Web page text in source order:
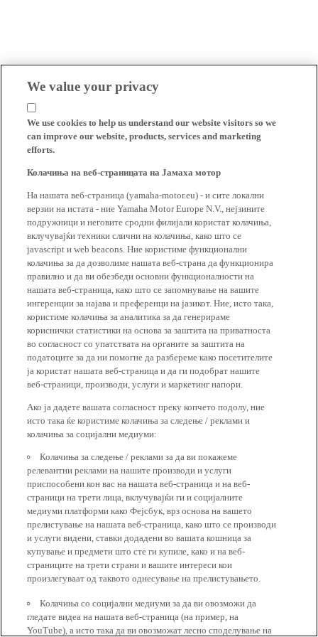
We value your privacy
We use cookies to help us understand our website visitors so we
can improve our website, products, services and marketing
efforts.
Колачиња на веб-страницата на Јамаха мотор
На нашата веб-страница (yamaha-motor.eu) - и сите локални
верзии на истата - ние Yamaha Motor Europe N.V., нејзините
подружници и неговите сродни филијали користат колачиња,
вклучувајќи техники слични на колачиња, како што се
javascript и web beacons. Ние користиме функционални
колачиња за да дозволиме нашата веб-страна да функционира
правилно и да ви обезбеди основни функционалности на
нашата веб-страница, како што се запомнување на вашите
ингеренции за најава и преференци на јазикот. Ние, исто така,
користиме колачиња за аналитика за да генерираме
кориснички статистики на основа за заштита на приватноста
во согласност со упатствата на органите за заштита на
податоците за да ни помогне да разбереме како посетителите
ја користат нашата веб-страница и да ги подобрат нашите
веб-страници, производи, услуги и маркетинг напори.
Ако ја дадете вашата согласност преку копчето подолу, ние
исто така ќе користиме колачиња за следење / реклами и
колачиња за социјални медиуми:
Колачиња за следење / реклами за да ви покажеме
релевантни реклами на нашите производи и услуги
приспособени кон вас на нашата веб-страница и на веб-
страници на трети лица, вклучувајќи ги и социјалните
медиуми платформи како Фејсбук, врз основа на вашето
прелистување на нашата веб-страница, како што се производи
и услуги видени, ставки додадени во вашата кошница за
купување и предмети што сте ги купиле, како и на веб-
страниците на трети страни и вашите интереси кои
произлегуваат од таквото однесување на прелистувањето.
Колачиња со социјални медиуми за да ви овозможи да
гледате видеа на нашата веб-страница (на пример, на
YouTube), а исто така да ви овозможат лесно споделување на